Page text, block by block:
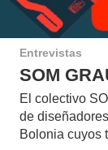
Entrevistas
SOM
El colectivo
de
Bolonia cuyos